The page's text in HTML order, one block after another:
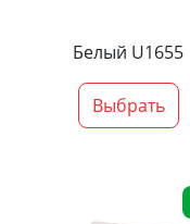
Белый U1655
Выбрать